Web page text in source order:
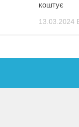
коштує
13.03.2024